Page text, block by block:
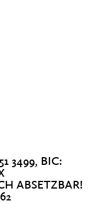
3499, BIC:
ABSETZBAR!